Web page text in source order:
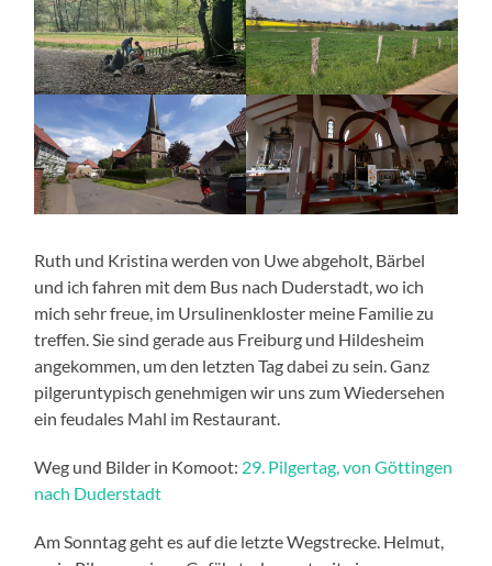
Ruth und Kristina werden von Uwe abgeholt, Bärbel
und ich fahren mit dem Bus nach Duderstadt, wo ich
mich sehr freue, im Ursulinenkloster meine Familie zu
treffen. Sie sind gerade aus Freiburg und Hildesheim
angekommen, um den letzten Tag dabei zu sein. Ganz
pilgeruntypisch genehmigen wir uns zum Wiedersehen
ein feudales Mahl im Restaurant.
Weg und Bilder in Komoot: 29. Pilgertag, von Göttingen
nach Duderstadt
Am Sonntag geht es auf die letzte Wegstrecke. Helmut,